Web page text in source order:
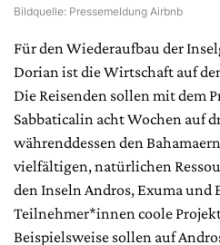
Bildquelle: Pressemeldung Airbnb
Für den Wiederaufbau der
Dorian ist die Wirtschaft auf
Die Reisenden sollen mit dem
Sabbaticalin acht Wochen auf
währenddessen den
vielfältigen, natürlichen
den Inseln Andros, Exuma und
Teilnehmer*innen coole
Beispielsweise sollen auf